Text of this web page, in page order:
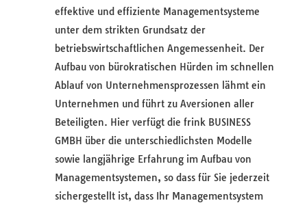
effektive und effiziente Managementsysteme
unter dem strikten Grundsatz der
betriebswirtschaftlichen Angemessenheit. Der
Aufbau von bürokratischen Hürden im schnellen
Ablauf von Unternehmensprozessen lähmt ein
Unternehmen und führt zu Aversionen aller
Beteiligten. Hier verfügt die frink BUSINESS
GMBH über die unterschiedlichsten Modelle
sowie langjährige Erfahrung im Aufbau von
Managementsystemen, so dass für Sie jederzeit
sichergestellt ist, dass Ihr Managementsystem